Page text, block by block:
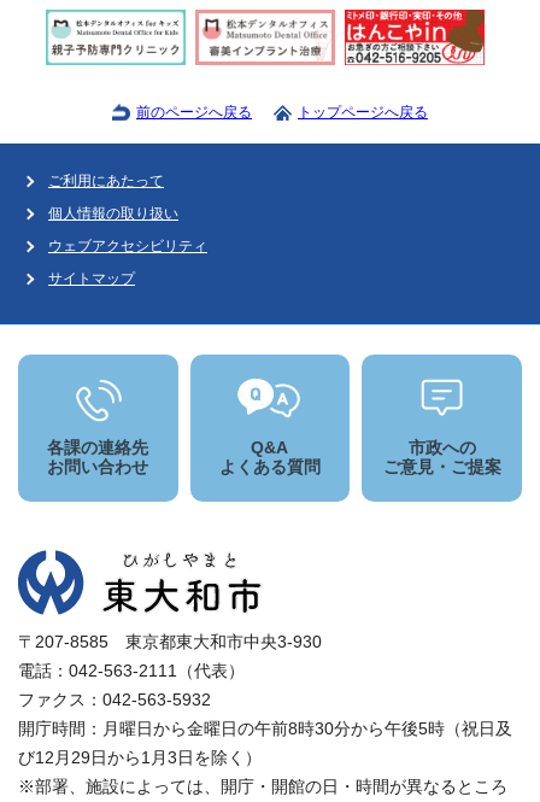
前のページへ戻る トップページへ戻る
ご利用にあたって
個人情報の取り扱い
ウェブアクセシビリティ
サイトマップ
各課の連絡先
お問い合わせ
Q&A
よくある質問
市政への
ご意見・ご提案
〒207-8585 東京都東大和市中央3-930
電話：042-563-2111（代表）
ファクス：042-563-5932
開庁時間：月曜日から金曜日の午前8時30分から午後5時（祝日及
び12月29日から1月3日を除く）
※部署、施設によっては、開庁・開館の日・時間が異なるところ